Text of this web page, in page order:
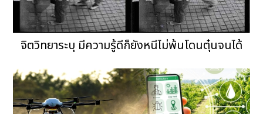
จิตวิทยาระบุ มีความรู้ดีก็ยังหนีไม่พ้นโดนตุ๋นจนได้